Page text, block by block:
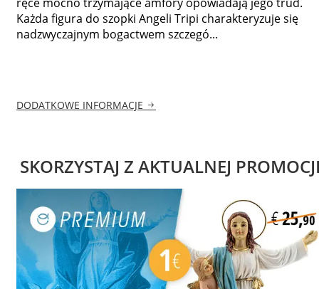
Każda figura do szopki Angeli Tripi charakteryzuje się
nadzwyczajnym bogactwem szczegó...
DODATKOWE INFORMACJE
SKORZYSTAJ Z AKTUALNEJ